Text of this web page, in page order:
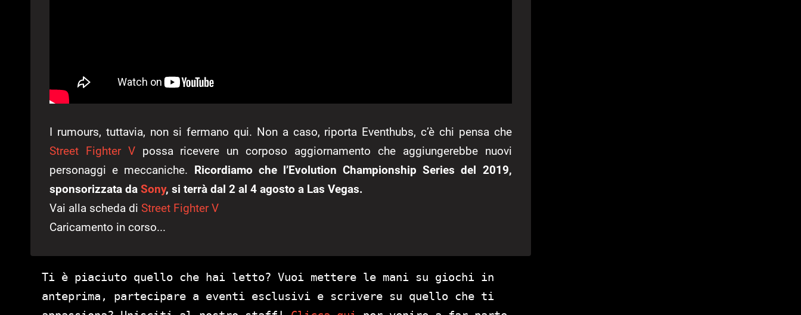
I rumours, tuttavia, non si fermano qui. Non a caso, riporta Eventhubs, c’è chi pensa che
Street Fighter Vpossa ricevere un corposo aggiornamento che aggiungerebbe nuovi
personaggi e meccaniche. Ricordiamo che l’Evolution Championship Series del 2019,
sponsorizzata da Sony, si terrà dal 2 al 4 agosto a Las Vegas.
Vai alla scheda di Street Fighter V
Caricamento in corso...
Ti è piaciuto quello che hai letto? Vuoi mettere le mani su giochi in
anteprima, partecipare a eventi esclusivi e scrivere su quello che ti